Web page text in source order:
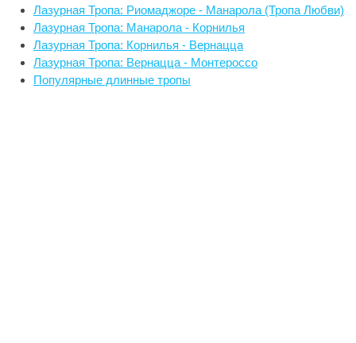
Лазурная Тропа: Риомаджоре - Манарола (Тропа Любви)
Лазурная Тропа: Манарола - Корнилья
Лазурная Тропа: Корнилья - Вернацца
Лазурная Тропа: Вернацца - Монтероссо
Популярные длинные тропы